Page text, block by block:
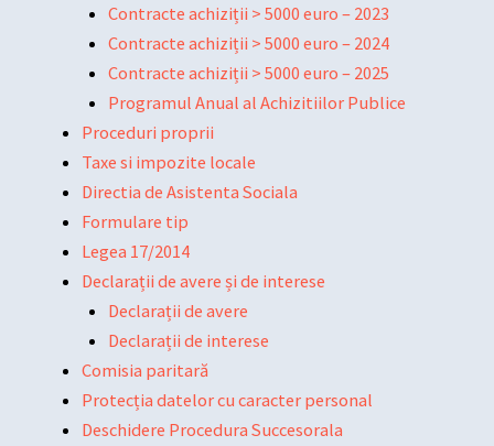
Contracte achiziții > 5000 euro – 2023
Contracte achiziții > 5000 euro – 2024
Contracte achiziții > 5000 euro – 2025
Programul Anual al Achizitiilor Publice
Proceduri proprii
Taxe si impozite locale
Directia de Asistenta Sociala
Formulare tip
Legea 17/2014
Declarații de avere și de interese
Declarații de avere
Declarații de interese
Comisia paritară
Protecția datelor cu caracter personal
Deschidere Procedura Succesorala